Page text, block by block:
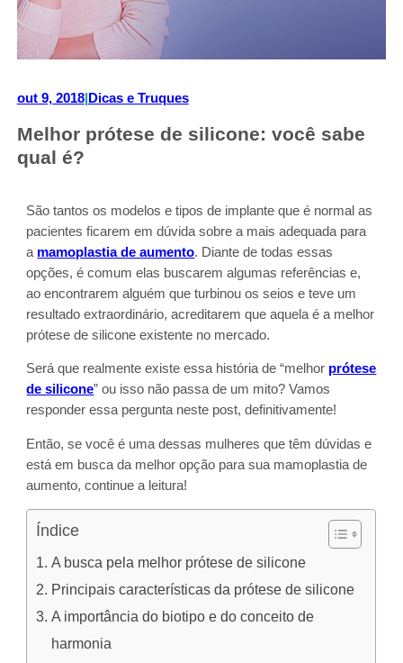
out 9, 2018| Dicas e Truques
Melhor prótese de silicone: você sabe
qual é?
São tantos os modelos e tipos de implante que é normal as
pacientes ficarem em dúvida sobre a mais adequada para
a mamoplastia de aumento. Diante de todas essas
opções, é comum elas buscarem algumas referências e,
ao encontrarem alguém que turbinou os seios e teve um
resultado extraordinário, acreditarem que aquela é a melhor
prótese de silicone existente no mercado.
Será que realmente existe essa história de “melhor prótese
de silicone” ou isso não passa de um mito? Vamos
responder essa pergunta neste post, definitivamente!
Então, se você é uma dessas mulheres que têm dúvidas e
está em busca da melhor opção para sua mamoplastia de
aumento, continue a leitura!
Índice
A busca pela melhor prótese de silicone
Principais características da prótese de silicone
A importância do biotipo e do conceito de
harmonia